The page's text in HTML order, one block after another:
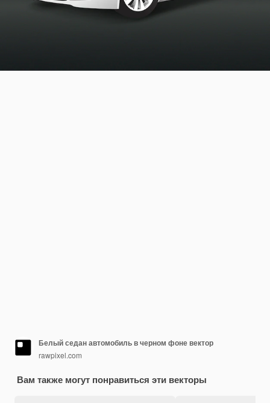
Белый седан автомобиль в черном фоне вектор
rawpixel.com
Вам также могут понравиться эти векторы